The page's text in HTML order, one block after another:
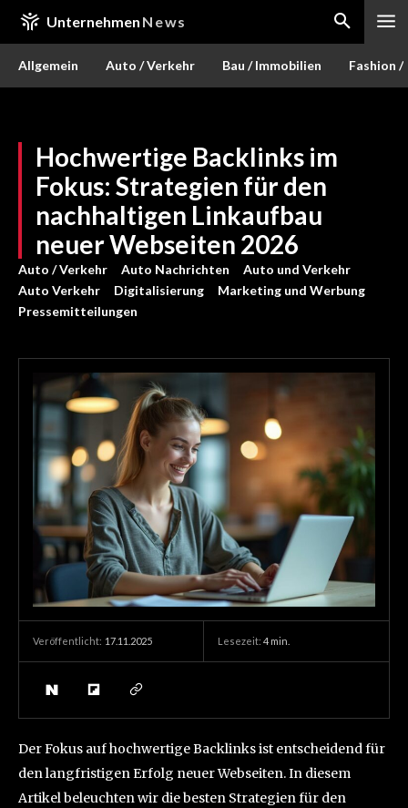
Unternehmen News
Allgemein Auto / Verkehr Bau / Immobilien Fashion /
Hochwertige Backlinks im
Fokus: Strategien für den
nachhaltigen Linkaufbau
neuer Webseiten 2026
Auto / Verkehr Auto Nachrichten
Auto und Verkehr
Auto Verkehr
Digitalisierung
Marketing und Werbung
Pressemitteilungen
Veröffentlicht: 17.11.2025 Lesezeit: 4 min.
Der Fokus auf hochwertige Backlinks ist entscheidend für
den langfristigen Erfolg neuer Webseiten. In diesem
Artikel beleuchten wir die besten Strategien für den